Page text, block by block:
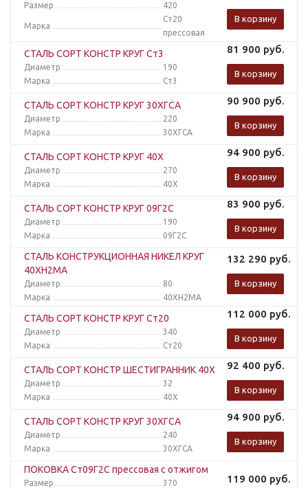
Размер 420
Марка
Ст20
прессовая
В корзину
СТАЛЬ СОРТ КОНСТР КРУГ Ст3
Диаметр
190
Марка
Ст3
81 900 руб.
В корзину
СТАЛЬ СОРТ КОНСТР КРУГ 30ХГСА
Диаметр
220
Марка
30ХГСА
90 900 руб.
В корзину
СТАЛЬ СОРТ КОНСТР КРУГ 40Х
Диаметр
270
Марка
40Х
94 900 руб.
В корзину
СТАЛЬ СОРТ КОНСТР КРУГ 09Г2С
Диаметр
190
Марка
09Г2С
83 900 руб.
В корзину
СТАЛЬ КОНСТРУКЦИОННАЯ НИКЕЛ КРУГ
40ХН2МА
Диаметр
80
Марка
40ХН2МА
132 290 руб.
В корзину
СТАЛЬ СОРТ КОНСТР КРУГ Ст20
Диаметр
340
Марка
Ст20
112 000 руб.
В корзину
СТАЛЬ СОРТ КОНСТР ШЕСТИГРАННИК 40Х
Диаметр
32
Марка
40Х
92 400 руб.
В корзину
СТАЛЬ СОРТ КОНСТР КРУГ 30ХГСА
Диаметр
240
Марка
30ХГСА
94 900 руб.
В корзину
ПОКОВКА Ст09Г2С прессовая с отжигом
Размер 370 119 000 руб.